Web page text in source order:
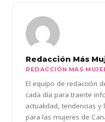
Redacción Más
REDACCIÓN MÁS
El equipo de redacción
cada día para traerte
actualidad, tendencias
para las mujeres de